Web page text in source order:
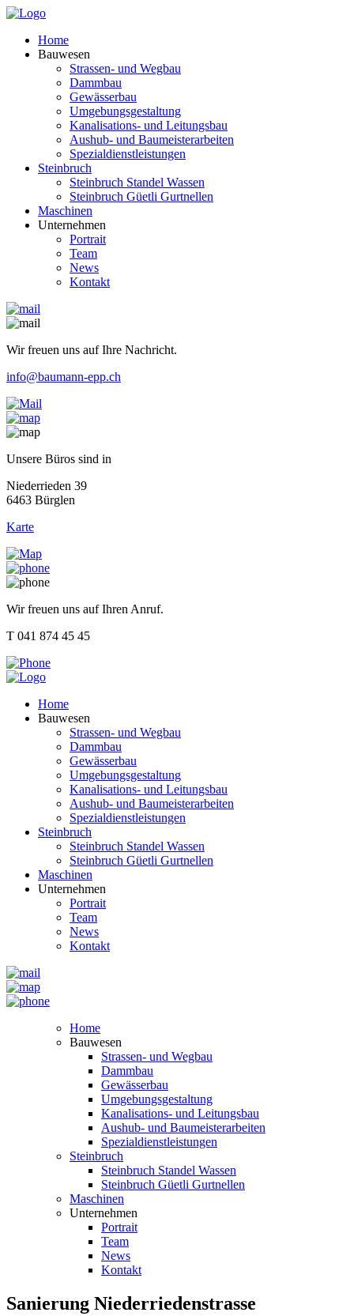
Home
Bauwesen
Strassen- und Wegbau
Dammbau
Gewässerbau
Umgebungsgestaltung
Kanalisations- und Leitungsbau
Aushub- und Baumeisterarbeiten
Spezialdienstleistungen
Steinbruch
Steinbruch Standel Wassen
Steinbruch Güetli Gurtnellen
Maschinen
Unternehmen
Portrait
Team
News
Kontakt
Wir freuen uns auf Ihre Nachricht.
info@baumann-epp.ch
Unsere Büros sind in
Niederrieden 39
6463 Bürglen
Karte
Wir freuen uns auf Ihren Anruf.
T 041 874 45 45
Home
Bauwesen
Strassen- und Wegbau
Dammbau
Gewässerbau
Umgebungsgestaltung
Kanalisations- und Leitungsbau
Aushub- und Baumeisterarbeiten
Spezialdienstleistungen
Steinbruch
Steinbruch Standel Wassen
Steinbruch Güetli Gurtnellen
Maschinen
Unternehmen
Portrait
Team
News
Kontakt
Home
Bauwesen
Strassen- und Wegbau
Dammbau
Gewässerbau
Umgebungsgestaltung
Kanalisations- und Leitungsbau
Aushub- und Baumeisterarbeiten
Spezialdienstleistungen
Steinbruch
Steinbruch Standel Wassen
Steinbruch Güetli Gurtnellen
Maschinen
Unternehmen
Portrait
Team
News
Kontakt
Sanierung Niederriedenstrasse